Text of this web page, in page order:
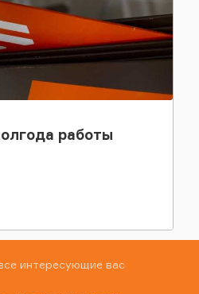
работы
интересующие вас